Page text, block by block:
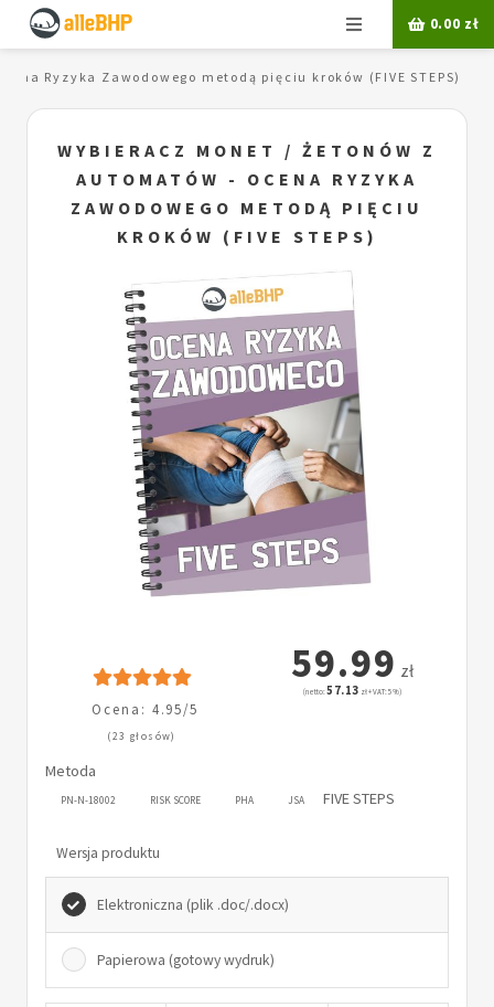
Menu 0.00 zł
Ryzyka Zawodowego metodą pięciu kroków (FIVE STEPS)
WYBIERACZ MONET / ŻETONÓW Z
AUTOMATÓW - OCENA RYZYKA
ZAWODOWEGO METODĄ PIĘCIU
KROKÓW (FIVE STEPS)
Ocena: 4.95/5
(23 głosów)
59.99 zł
(netto:57.13 zł + VAT: 5%)
Metoda
PN-N-18002 RISK SCORE PHA JSA FIVE STEPS
Wersja produktu
Elektroniczna (plik .doc/.docx)
Papierowa (gotowy wydruk)